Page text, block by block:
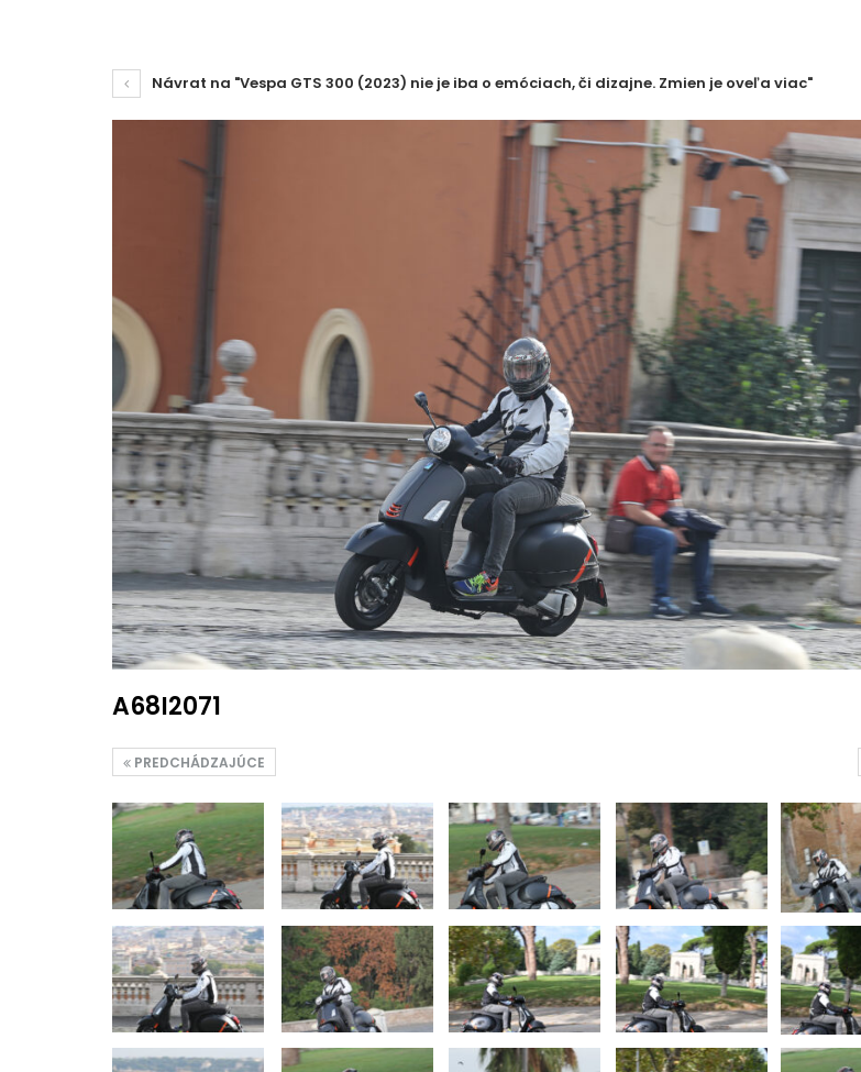
Návrat na "Vespa GTS 300 (2023) nie je iba o emóciach, či dizajne. Zmien je oveľa viac"
A68I2071
PREDCHÁDZAJÚCE